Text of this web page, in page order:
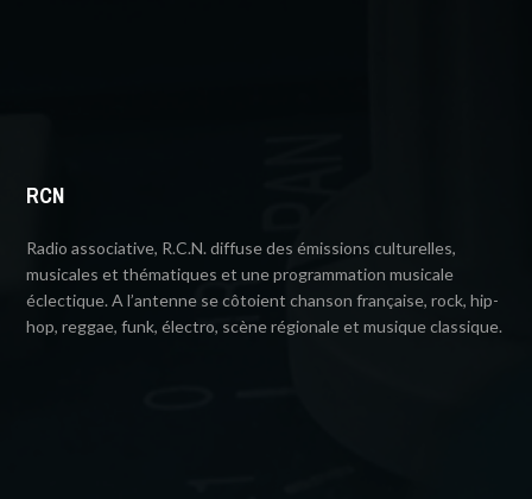
RCN
Radio associative, R.C.N. diffuse des émissions culturelles,
musicales et thématiques et une programmation musicale
éclectique. A l’antenne se côtoient chanson française, rock, hip-
hop, reggae, funk, électro, scène régionale et musique classique.